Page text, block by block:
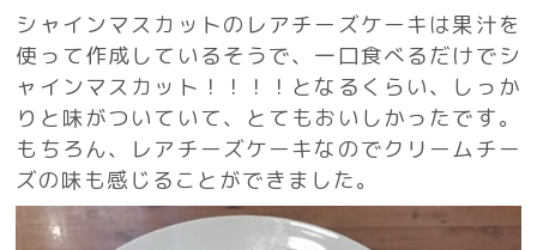
シャインマスカットのレアチーズケーキは果汁を
使って作成しているそうで、一口食べるだけでシ
ャインマスカット！！！！となるくらい、しっか
りと味がついていて、とてもおいしかったです。
もちろん、レアチーズケーキなのでクリームチー
ズの味も感じることができました。